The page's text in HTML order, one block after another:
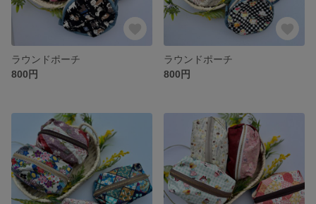
ラウンドポーチ
800円
ラウンドポーチ
800円